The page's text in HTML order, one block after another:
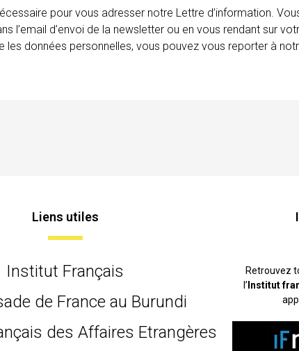
pour vous adresser notre Lettre d’information.
l’email d’envoi de la newsletter ou en vous rendant sur
les données personnelles, vous pouvez vous reporter à
Liens utiles
Institut Français
de France au Burundi
des Affaires Etrangères
Retrouvez
l’ Institut